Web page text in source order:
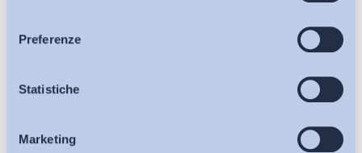
Preferenze
Statistiche
Marketing
Articoli
Osservatori
Eventi
sulla pagina della
Iscriviti